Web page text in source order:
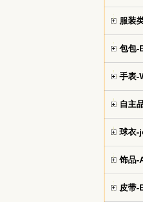
服装
包包-
手表-
自主
球衣-
饰品-
皮带-